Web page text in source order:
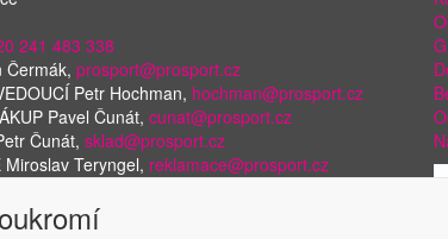
241 483 338
Čermák, prosport@prosport.cz
Petr Hochman, hochman@prosport.cz
Pavel Čunát, cunat@prosport.cz
Čunát, sklad@prosport.cz
Miroslav Teryngel, reklamace@prosport.cz